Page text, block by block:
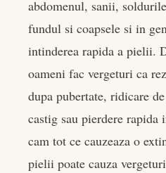
abdomenul, sanii,
fundul si coapsele si in
intinderea rapida a pielii.
oameni fac vergeturi ca
dupa pubertate, ridicare
castig sau pierdere
cam tot ce cauzeaza o
pielii poate cauza